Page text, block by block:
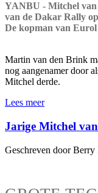
YANBU - Mitchel van
van de Dakar Rally
De kopman van
Martin van den Brink
nog aangenamer door
Mitchel derde.
Lees meer
Jarige Mitchel
Geschreven door Berry